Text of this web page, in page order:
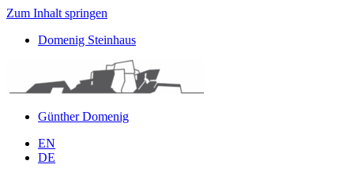
Zum Inhalt springen
Domenig Steinhaus
Günther Domenig
EN
DE